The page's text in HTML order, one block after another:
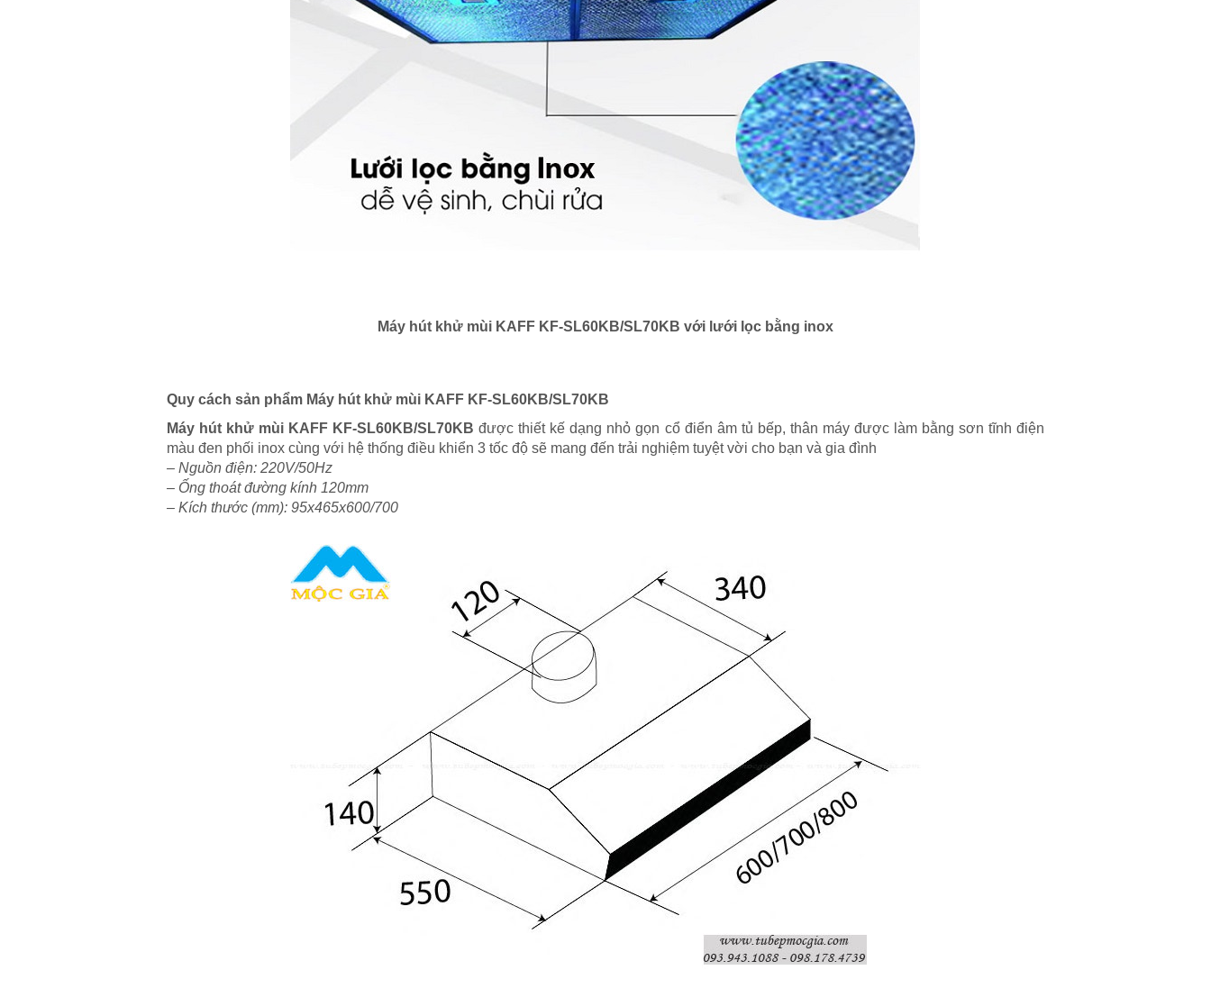
Máy hút khử mùi KAFF KF-SL60KB/SL70KB với lưới lọc bằng inox
Quy cách sản phẩm Máy hút khử mùi KAFF KF-SL60KB/SL70KB
Máy hút khử mùi KAFF KF-SL60KB/SL70KB được thiết kế dạng nhỏ gọn cổ điển âm tủ bếp, thân máy được làm bằng sơn tĩnh điện
màu đen phối inox cùng với hệ thống điều khiển 3 tốc độ sẽ mang đến trải nghiệm tuyệt vời cho bạn và gia đình
– Nguồn điện: 220V/50Hz
– Ống thoát đường kính 120mm
– Kích thước (mm): 95x465x600/700